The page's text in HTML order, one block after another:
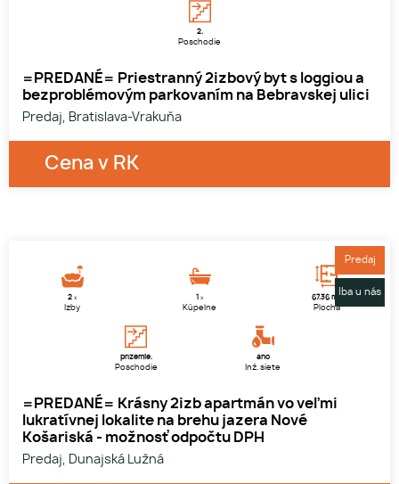
2.
Poschodie
=PREDANÉ= Priestranný 2izbový byt s loggiou a
bezproblémovým parkovaním na Bebravskej ulici
Predaj, Bratislava-Vrakuňa
Cena v RK
2x
Izby
1 x
Kúpelne
67.36 m 2
Plocha
prízemie.
Poschodie
áno
Inž. siete
=PREDANÉ= Krásny 2izb apartmán vo veľmi
lukratívnej lokalite na brehu jazera Nové
Košariská - možnosť odpočtu DPH
Predaj, Dunajská Lužná
Predaj
Iba u nás